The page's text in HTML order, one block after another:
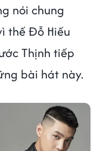
nói chung
thế Đỗ Hiếu
Thịnh tiếp
bài hát này.